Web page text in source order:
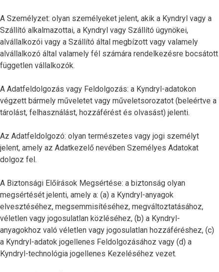
A Személyzet: olyan személyeket jelent, akik a Kyndryl vagy a
Szállító alkalmazottai, a Kyndryl vagy Szállító ügynökei,
alvállalkozói vagy a Szállító által megbízott vagy valamely
alvállalkozó által valamely fél számára rendelkezésre bocsátott
független vállalkozók.
A Adatfeldolgozás vagy Feldolgozás: a Kyndryl-adatokon
végzett bármely műveletet vagy műveletsorozatot (beleértve a
tárolást, felhasználást, hozzáférést és olvasást) jelenti.
Az Adatfeldolgozó: olyan természetes vagy jogi személyt
jelent, amely az Adatkezelő nevében Személyes Adatokat
dolgoz fel.
A Biztonsági Előírások Megsértése: a biztonság olyan
megsértését jelenti, amely a: (a) a Kyndryl-anyagok
elvesztéséhez, megsemmisítéséhez, megváltoztatásához,
véletlen vagy jogosulatlan közléséhez, (b) a Kyndryl-
anyagokhoz való véletlen vagy jogosulatlan hozzáféréshez, (c)
a Kyndryl-adatok jogellenes Feldolgozásához vagy (d) a
Kyndryl-technológia jogellenes Kezeléséhez vezet.